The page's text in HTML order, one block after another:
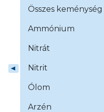
Összes keménység
Ammónium
Nitrát
Nitrit
Ólom
Arzén